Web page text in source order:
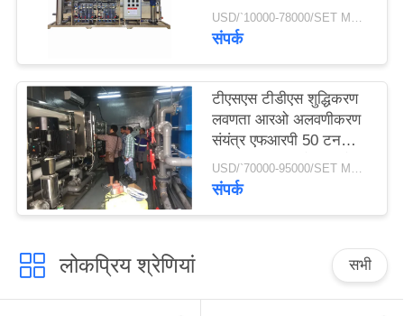
240m3 / D RO
Ultrapure वाटर सिस्टम
USD/`10000-78000/SET MOQ:1 सेट
संपर्क
टीएसएस टीडीएस शुद्धिकरण
लवणता आरओ अलवणीकरण
संयंत्र एफआरपी 50 टन
प्रति घंटा स्वच्छ पेयजल के
लिए
USD/`70000-95000/SET MOQ:1 सेट
संपर्क
लोकप्रिय श्रेणियां सभी